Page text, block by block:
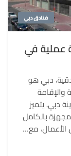
فنادق دبي
عملية في
دبي هو
والإقامة
دبي. يتميز
بالكامل
الأعمال، مع…